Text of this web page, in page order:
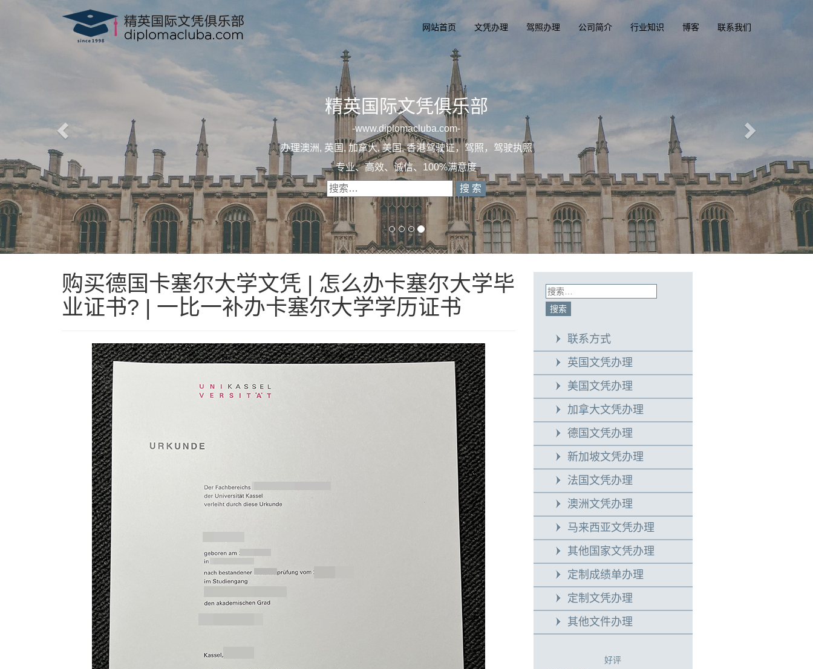
网站首页 文凭办理 驾照办理 公司简介 行业知识 博客 联系我们
精英国际文凭俱乐部
一diplomacluba.com一
办理澳洲, 英国, 加拿大, 美国, 香港驾驶证，驾照，驾驶执照
专业定制澳洲、英国、加拿大、美国驾照
购买德国卡塞尔大学文凭 | 怎么办卡塞尔大学毕
业证书? | 一比一补办卡塞尔大学学历证书
联系方式
英国文凭办理
美国文凭办理
加拿大文凭办理
德国文凭办理
新加坡文凭办理
法国文凭办理
澳洲文凭办理
马来西亚文凭办理
其他国家文凭办理
定制成绩单办理
定制文凭办理
其他文件办理
好评